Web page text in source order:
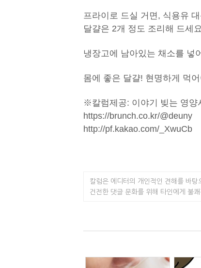
프라이로 드실 거면, 식용유
달걀은 2개 정도 조리해 드세
냉장고에 남아있는 채소를 넣
몸에 좋은 달걀! 현명하게 먹
※칼럼제공: 이야기 빚는 영양
https://brunch.co.kr/@deuny
http://pf.kakao.com/_XwuCb
칼럼은 에디터의 개인적인 견해를 바
건전한 댓글 문화를 위해 타인에게 불